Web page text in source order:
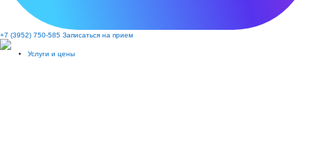
+7 (3952) 750-585 Записаться на прием
Услуги и цены